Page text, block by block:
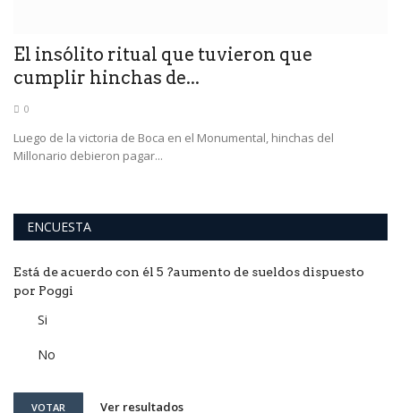
El insólito ritual que tuvieron que
cumplir hinchas de...
0
Luego de la victoria de Boca en el Monumental, hinchas del
Millonario debieron pagar...
ENCUESTA
Está de acuerdo con él 5 ?aumento de sueldos dispuesto
por Poggi
Si
No
VOTAR Ver resultados